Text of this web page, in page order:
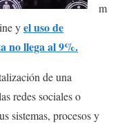
m
yel uso de
no llega al 9%.
de una
redes sociales o
sistemas, procesos y